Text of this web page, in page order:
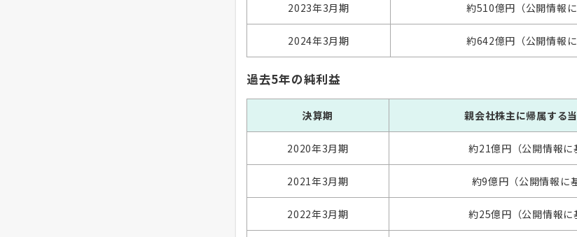
2023年3月期 約510億円（公開情報に
2024年3月期 約642億円（公開情報に
過去5年の純利益
決算期 親会社株主に帰属する
2020年3月期 約21億円（公開情報に
2021年3月期 約9億円（公開情報に
2022年3月期 約25億円（公開情報に